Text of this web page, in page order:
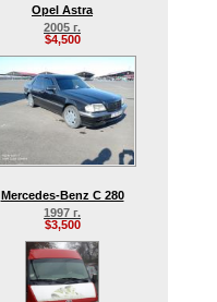
Opel Astra
2005 г.
$4,500
Mercedes-Benz C 280
1997 г.
$3,500